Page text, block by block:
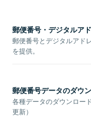
郵便番号・デジタルア
郵便番号とデジタルアド
を提供。
郵便番号データのダウ
各種データのダウンロー
更新）